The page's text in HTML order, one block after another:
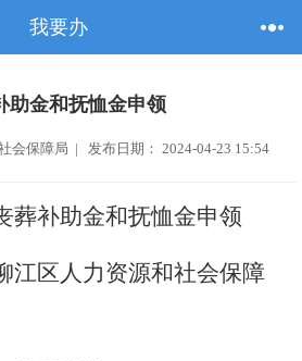
我要办
助金和抚恤金申领
会保障局 | 发布日期： 2024-04-23 15:54
葬补助金和抚恤金申领
江区人力资源和社会保障